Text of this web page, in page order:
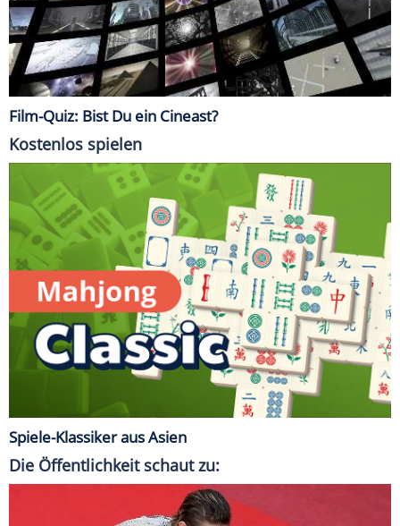
Film-Quiz: Bist Du ein Cineast?
Kostenlos spielen
Spiele-Klassiker aus Asien
Die Öffentlichkeit schaut zu: